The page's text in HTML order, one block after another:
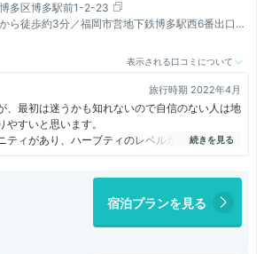
多区博多駅前1-2-23
ら徒歩約3分／福岡市営地下鉄博多駅西6番出口
表示される口コミについて
旅行時期 2022年4月
、最初は迷うかも知れないので自信のない人は地
すいと思います。
ティがあり、ハーブティのレベルが高いです。
ーサーバーもあります。部屋で使用使用するコ
宿泊も利用したいと思いました。
宿泊プランを見る